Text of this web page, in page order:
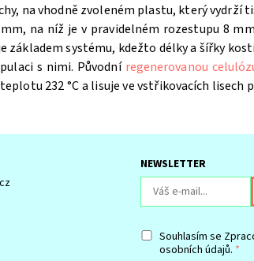
na vhodně zvoleném plastu, který vydrží
na níž je v pravidelném rozestupu 8
základem systému, kdežto délky a šířky
s nimi. Původní regenerovanou
232 °C a lisuje ve vstřikovacích lisech
NEWSLETTER
Souhlasím se
osobních údajů.